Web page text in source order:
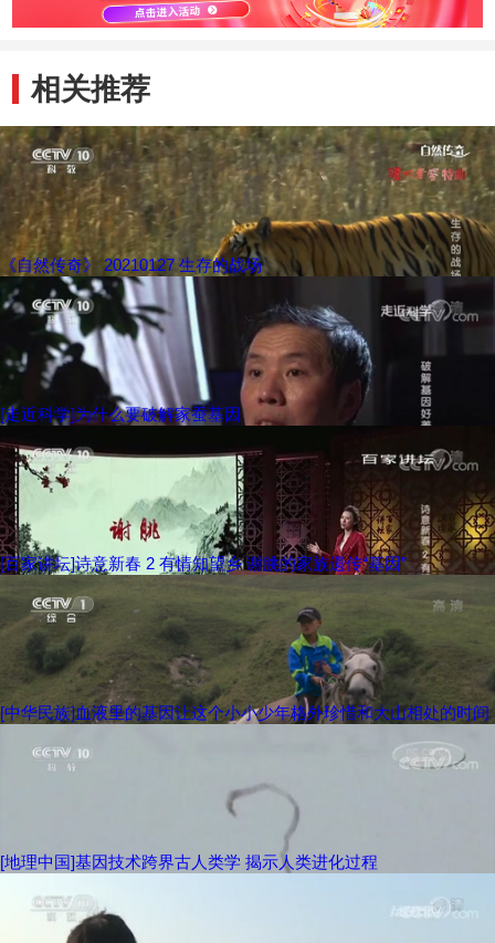
相关推荐
《自然传奇》 20210127 生存的战场
[走近科学]为什么要破解家蚕基因
[百家讲坛]诗意新春 2 有情知望乡 谢朓的家族遗传“基因”
[中华民族]血液里的基因让这个小小少年格外珍惜和大山相处的时间
[地理中国]基因技术跨界古人类学 揭示人类进化过程